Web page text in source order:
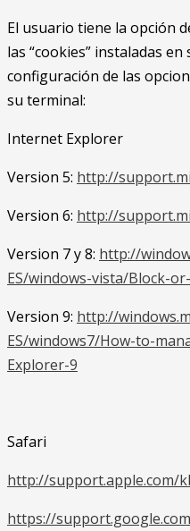
El usuario tiene la opción
las “cookies” instaladas
configuración de las
su terminal:
Internet Explorer
Version 5: http://
Version 6: http://
Version 7 y 8: http://
ES/windows-vista/Block-
Version 9: http://
ES/windows7/How-to-
Explorer-9
Safari
http://support.apple.com/
https://